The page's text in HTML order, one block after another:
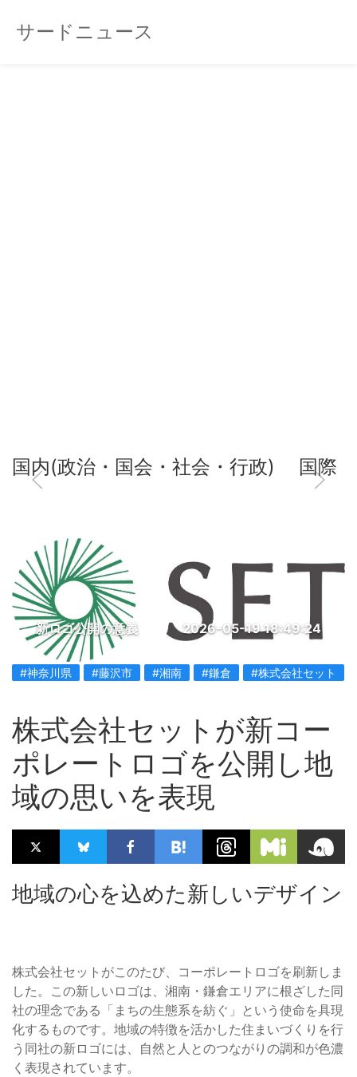
サードニュース
国内(政治・国会・社会・行政) 国際
新ロゴ公開の意義 2026-05-19 18:49:24
#神奈川県 #藤沢市 #湘南 #鎌倉 #株式会社セット
株式会社セットが新コー
ポレートロゴを公開し地
域の思いを表現
地域の心を込めた新しいデザイン
株式会社セットがこのたび、コーポレートロゴを刷新しま
した。この新しいロゴは、湘南・鎌倉エリアに根ざした同
社の理念である「まちの生態系を紡ぐ」という使命を具現
化するものです。地域の特徴を活かした住まいづくりを行
う同社の新ロゴには、自然と人とのつながりの調和が色濃
く表現されています。